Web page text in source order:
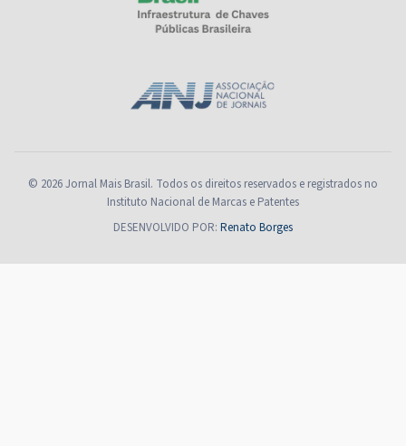
© 2026 Jornal Mais Brasil. Todos os direitos reservados e registrados no
Instituto Nacional de Marcas e Patentes
DESENVOLVIDO POR: Renato Borges